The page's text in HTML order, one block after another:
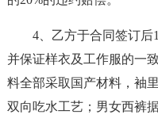
4、乙方于合同签订后
并保证样衣及工作服的一
料全部采取国产材料，袖
双向吃水工艺；男女西裤